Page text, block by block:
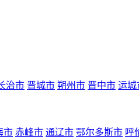
治市 晋城市 朔州市 晋中市 运城
市 赤峰市 通辽市 鄂尔多斯市 呼